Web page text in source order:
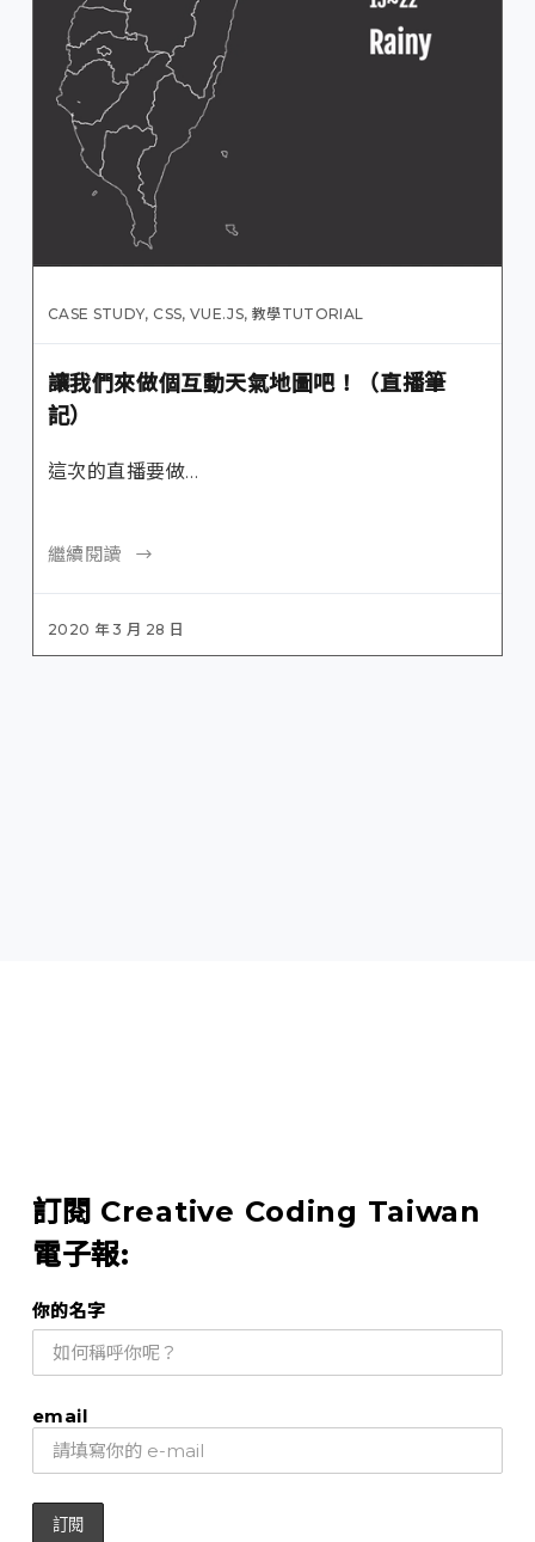
CASE STUDY,CSS,VUE.JS, 教學TUTORIAL
讓我們來做個互動天氣地圖吧！（直播筆
記）
這次的直播要做…
繼續閱讀
2020 年 3 月 28 日
訂閱 Creative Coding Taiwan
電子報:
你的名字
email